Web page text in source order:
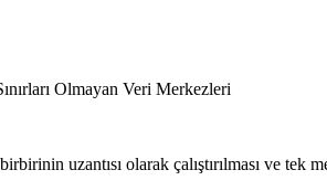
Olmayan Veri Merkezleri
uzantısı olarak çalıştırılması ve